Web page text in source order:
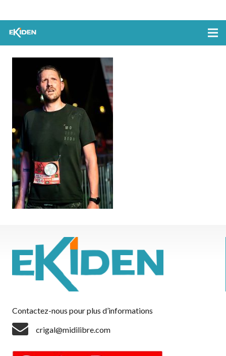
Contactez-nous pour plus d’informations
crigal@midilibre.com